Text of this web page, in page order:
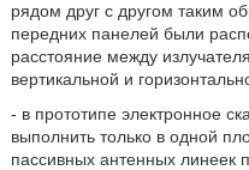
рядом друг с другом таким
передних панелей были
расстояние между
вертикальной и
- в прототипе электронное
выполнить только в одной
пассивных антенных линеек